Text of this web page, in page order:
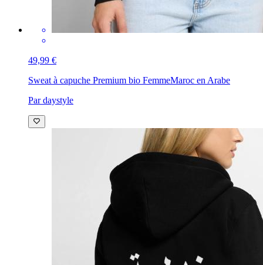
49,99 €
Sweat à capuche Premium bio FemmeMaroc en Arabe
Par daystyle